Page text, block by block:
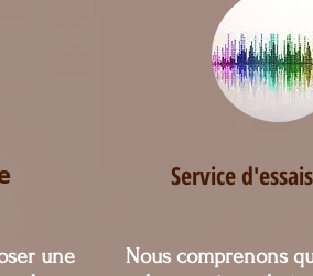
Nos
vos
une
Service d'
Nous comprenons